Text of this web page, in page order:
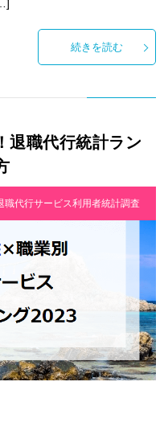
続きを読む
退職代行統計ラン
職代行サービス利用者統計調査